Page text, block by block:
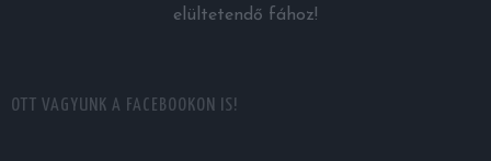
elültetendő fához!
OTT VAGYUNK A FACEBOOKON IS!